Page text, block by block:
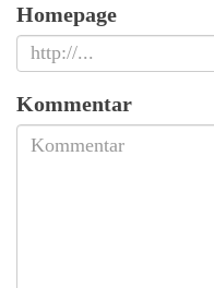
Homepage
Kommentar